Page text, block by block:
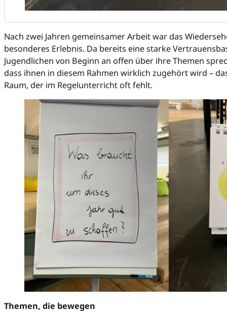
Nach zwei Jahren gemeinsamer Arbeit war das
besonderes Erlebnis. Da bereits eine starke
Jugendlichen von Beginn an offen über ihre Themen
dass ihnen in diesem Rahmen wirklich zugehört wird –
Raum, der im Regelunterricht oft fehlt.
Themen, die bewegen